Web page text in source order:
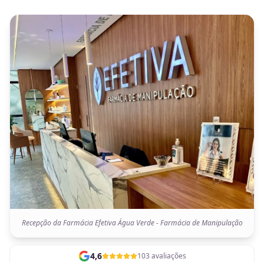
Recepção da Farmácia Efetiva Água Verde - Farmácia de Manipulação
4,6 103 avaliações